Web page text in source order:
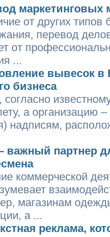
маркетинговых
от других типов
перевод
от
...
вывесок
бизнеса
согласно
а организацию
надписям,
важный партнер
коммерческой
магазинам
а ...
реклама,